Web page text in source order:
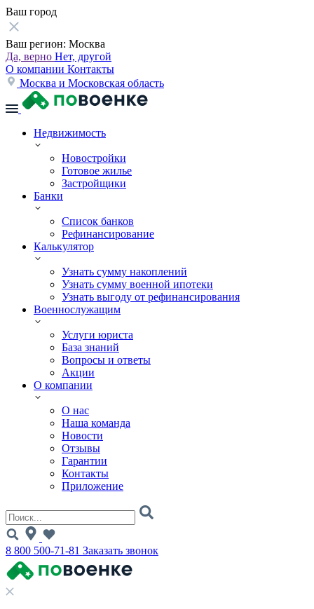
Ваш город
Ваш регион: Москва
Да, верно Нет, другой
О компании Контакты
Москва и Московская область
Недвижимость
Новостройки
Готовое жилье
Застройщики
Банки
Список банков
Рефинансирование
Калькулятор
Узнать сумму накоплений
Узнать сумму военной ипотеки
Узнать выгоду от рефинансирования
Военнослужащим
Услуги юриста
База знаний
Вопросы и ответы
Акции
О компании
О нас
Наша команда
Новости
Отзывы
Гарантии
Контакты
Приложение
8 800 500-71-81 Заказать звонок